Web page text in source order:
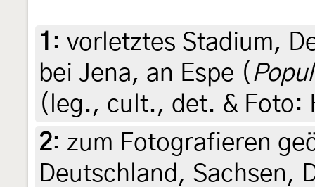
1 : vorletztes Stadium,
bei Jena, an Espe (
(leg., cult., det. & Foto:
2: zum Fotografieren
Deutschland, Sachsen,